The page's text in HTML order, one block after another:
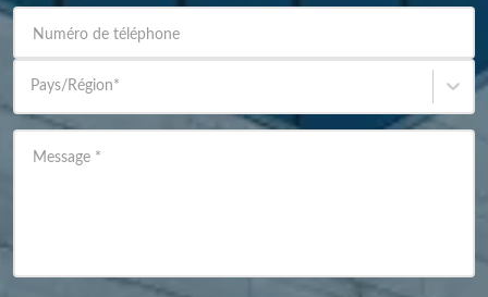
Numéro de téléphone
Pays/Région*
Message *